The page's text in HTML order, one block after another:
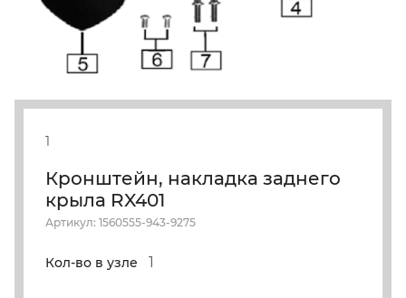
1
Кронштейн, накладка заднего
крыла RX401
Артикул: 1560555-943-9275
Кол-во в узле 1